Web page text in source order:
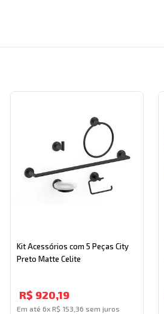
Kit Acessórios com 5 Peças City
Preto Matte Celite
R$ 920,19
Em até6xR$ 153 36 sem juros